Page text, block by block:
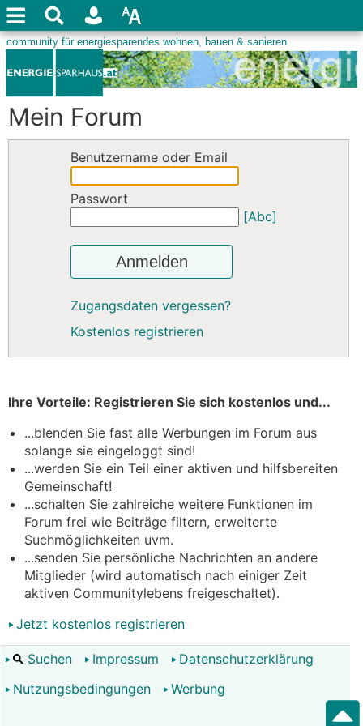
Mein Forum
Benutzername oder Email
Passwort
[Abc]
Anmelden
Zugangsdaten vergessen?
Kostenlos registrieren
Ihre Vorteile: Registrieren Sie sich kostenlos und...
...blenden Sie fast alle Werbungen im Forum aus
solange sie eingeloggt sind!
...werden Sie ein Teil einer aktiven und hilfsbereiten
Gemeinschaft!
...schalten Sie zahlreiche weitere Funktionen im
Forum frei wie Beiträge filtern, erweiterte
Suchmöglichkeiten uvm.
...senden Sie persönliche Nachrichten an andere
Mitglieder (wird automatisch nach einiger Zeit
aktiven Communitylebens freigeschaltet).
Jetzt kostenlos registrieren
Suchen Impressum
Datenschutzerklärung
Nutzungsbedingungen
Werbung